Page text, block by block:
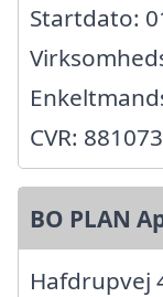
Startdato:
CVR:
BO PLAN
Hafdrupvej